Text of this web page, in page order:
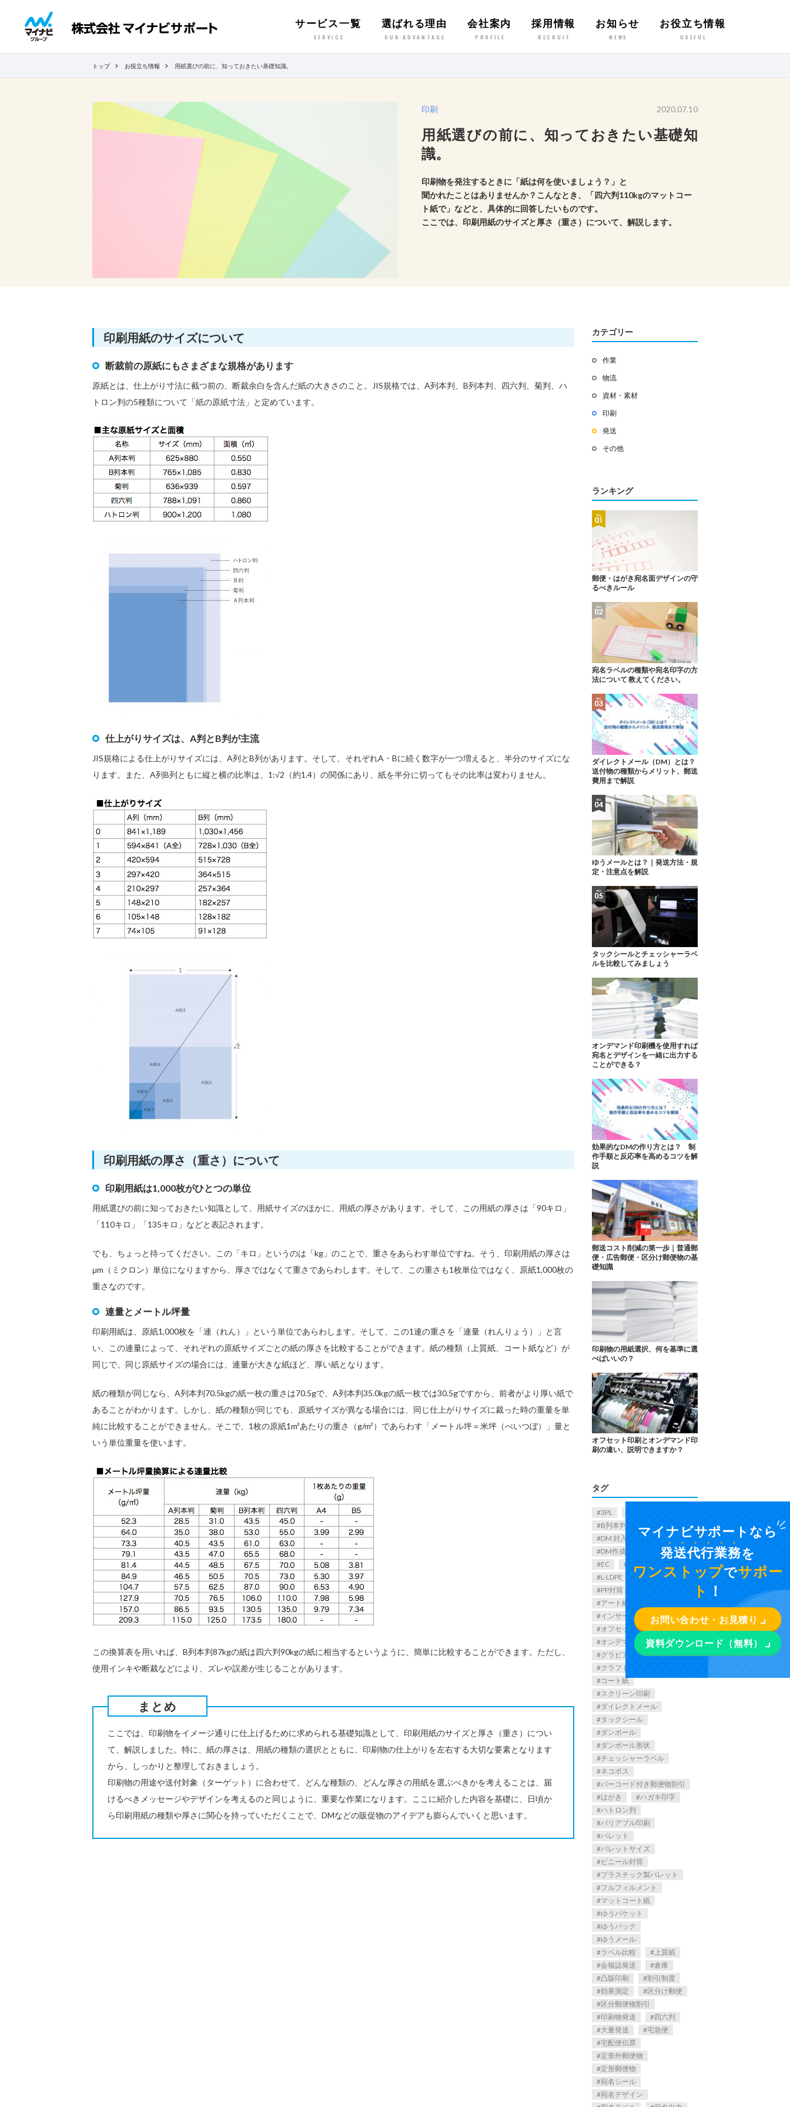
サービス一覧
SERVICE
選ばれる理由
OUR ADVANTAGE
会社案内
PROFILE
採用情報
RECRUIT
お知らせ
NEWS
お役立ち情報
USEFUL
マイナビサポートなら
発送代行業務を
ワンストップでサポー
ト ！
お問い合わせ・お見積り
資料ダウンロード（無料）
トップ お役立ち情報 用紙選びの前に、知っておきたい基礎知識。
印刷 2020.07.10
用紙選びの前に、知っておきたい基礎知
識。
印刷物を発注するときに「紙は何を使いましょう？」と
聞かれたことはありませんか？こんなとき、「四六判110kgのマットコー
ト紙で」などと、具体的に回答したいものです。
ここでは、印刷用紙のサイズと厚さ（重さ）について、解説します。
印刷用紙のサイズについて
断裁前の原紙にもさまざまな規格があります
原紙とは、仕上がり寸法に截つ前の、断裁余白を含んだ紙の大きさのこと。JIS規格では、A列本判、B列本判、四六判、菊判、ハ
トロン判の5種類について「紙の原紙寸法」と定めています。
仕上がりサイズは、A判とB判が主流
JIS規格による仕上がりサイズには、A列とB列があります。そして、それぞれA・Bに続く数字が一つ増えると、半分のサイズにな
ります。また、A列B列ともに縦と横の比率は、1:√2（約1.4）の関係にあり、紙を半分に切ってもその比率は変わりません。
印刷用紙の厚さ（重さ）について
印刷用紙は1,000枚がひとつの単位
用紙選びの前に知っておきたい知識として、用紙サイズのほかに、用紙の厚さがあります。そして、この用紙の厚さは「90キロ」
「110キロ」「135キロ」などと表記されます。
でも、ちょっと待ってください。この「キロ」というのは「kg」のことで、重さをあらわす単位ですね。そう、印刷用紙の厚さは
μm（ミクロン）単位になりますから、厚さではなくて重さであらわします。そして、この重さも1枚単位ではなく、原紙1,000枚の
重さなのです。
連量とメートル坪量
印刷用紙は、原紙1,000枚を「連（れん）」という単位であらわします。そして、この1連の重さを「連量（れんりょう）」と言
い、この連量によって、それぞれの原紙サイズごとの紙の厚さを比較することができます。紙の種類（上質紙、コート紙など）が
同じで、同じ原紙サイズの場合には、連量が大きな紙ほど、厚い紙となります。
紙の種類が同じなら、A列本判70.5kgの紙一枚の重さは70.5gで、A列本判35.0kgの紙一枚では30.5gですから、前者がより厚い紙で
あることがわかります。しかし、紙の種類が同じでも、原紙サイズが異なる場合には、同じ仕上がりサイズに裁った時の重量を単
純に比較することができません。そこで、1枚の原紙1m²あたりの重さ（g/m²）であらわす「メートル坪＝米坪（べいつぼ）」量と
いう単位重量を使います。
この換算表を用いれば、B列本判87kgの紙は四六判90kgの紙に相当するというように、簡単に比較することができます。ただし、
使用インキや断裁などにより、ズレや誤差が生じることがあります。
まとめ
ここでは、印刷物をイメージ通りに仕上げるために求められる基礎知識として、印刷用紙のサイズと厚さ（重さ）につい
て、解説しました。特に、紙の厚さは、用紙の種類の選択とともに、印刷物の仕上がりを左右する大切な要素となります
から、しっかりと整理しておきましょう。
印刷物の用途や送付対象（ターゲット）に合わせて、どんな種類の、どんな厚さの用紙を選ぶべきかを考えることは、届
けるべきメッセージやデザインを考えるのと同じように、重要な作業になります。ここに紹介した内容を基礎に、日頃か
ら印刷用紙の種類や厚さに関心を持っていただくことで、DMなどの販促物のアイデアも膨らんでいくと思います。
カテゴリー
作業
物流
資材・素材
印刷
発送
その他
ランキング
郵便・はがき宛名面デザインの守
るべきルール
宛名ラベルの種類や宛名印字の方
法について 教えてください。
ダイレクトメール（DM）とは？
送付物の種類からメリット、郵送
費用まで解説
ゆうメールとは？｜発送方法・規
定・注意点を解説
タックシールとチェッシャーラベ
ルを比較してみましょう
オンデマンド印刷機を使用すれば
宛名とデザインを一緒に出力する
ことができる？
効果的なDMの作り方とは？ 制
作手順と反応率を高めるコツを解
説
郵送コスト削減の第一歩｜普通郵
便・広告郵便・区分け郵便物の基
礎知識
印刷物の用紙選択、何を基準に選
べばいいの？
オフセット印刷とオンデマンド印
刷の違い、説明できますか？
タグ
3PL
B列本判
CPP
DM
DM 封入
DM作り方
DM作成
DM発送
EC
ECサイト配送
L-LDPE
OPP
PP封筒
アート紙
インサーター
オフセット印刷
オンデマンド印刷
グラビア印刷
クラフト紙
コート紙
スクリーン印刷
ダイレクトメール
タックシール
ダンボール
ダンボール形状
チェッシャーラベル
ネコポス
バーコード付き郵便物割引
はがき
ハガキ印字
ハトロン判
バリアブル印刷
パレット
パレットサイズ
ビニール封筒
プラスチック製パレット
フルフィルメント
マットコート紙
ゆうパケット
ゆうパック
ゆうメール
ラベル比較
上質紙
会報誌発送
倉庫
凸版印刷
割引制度
効果測定
区分け郵便
区分郵便物割引
印刷物発送
四六判
大量発送
宅急便
宅配便伝票
定形外郵便物
定形郵便物
宛名シール
宛名デザイン